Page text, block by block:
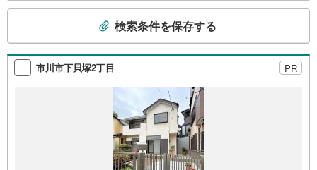
検
索
条
検索条件を保存する
市川市下貝塚2丁目 PR